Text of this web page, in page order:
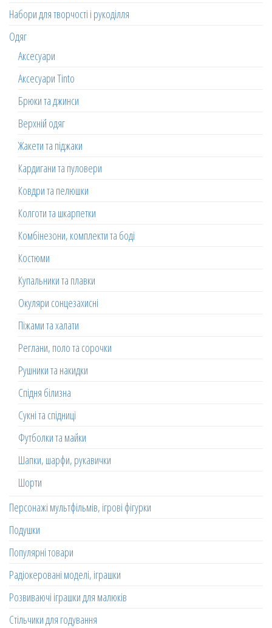
Набори для творчості і рукоділля
Одяг
Аксесуари
Аксесуари Tinto
Брюки та джинси
Верхній одяг
Жакети та піджаки
Кардигани та пуловери
Ковдри та пелюшки
Колготи та шкарпетки
Комбінезони, комплекти та боді
Костюми
Купальники та плавки
Окуляри сонцезахисні
Піжами та халати
Реглани, поло та сорочки
Рушники та накидки
Спідня білизна
Сукні та спідниці
Футболки та майки
Шапки, шарфи, рукавички
Шорти
Персонажі мультфільмів, ігрові фігурки
Подушки
Популярні товари
Радіокеровані моделі, іграшки
Розвиваючі іграшки для малюків
Стільчики для годування